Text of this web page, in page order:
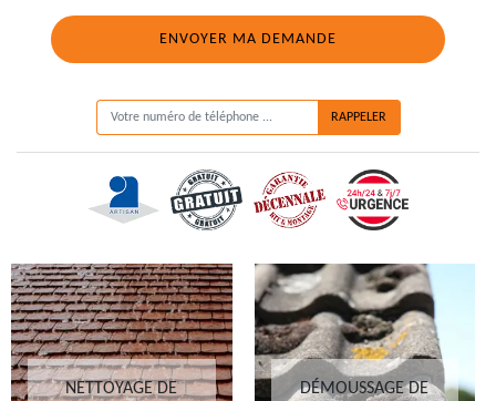
NETTOYAGE DE
DÉMOUSSAGE DE